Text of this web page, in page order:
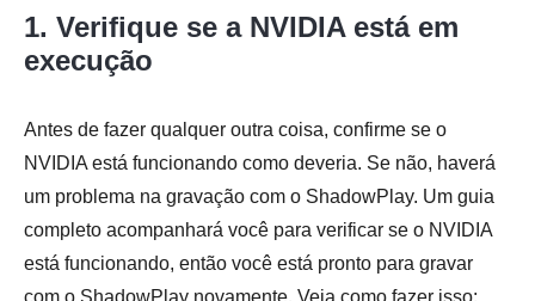
1. Verifique se a NVIDIA está em
execução
Antes de fazer qualquer outra coisa, confirme se o
NVIDIA está funcionando como deveria. Se não, haverá
um problema na gravação com o ShadowPlay. Um guia
completo acompanhará você para verificar se o NVIDIA
está funcionando, então você está pronto para gravar